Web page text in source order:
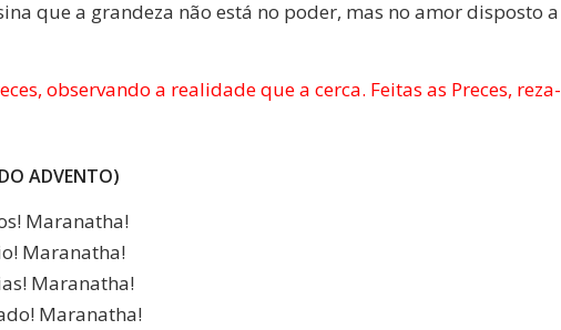
que a grandeza não está no poder, mas no amor disposto a
observando a realidade que a cerca. Feitas as Preces, reza-
ADVENTO)
Maranatha!
Maranatha!
Maranatha!
Maranatha!